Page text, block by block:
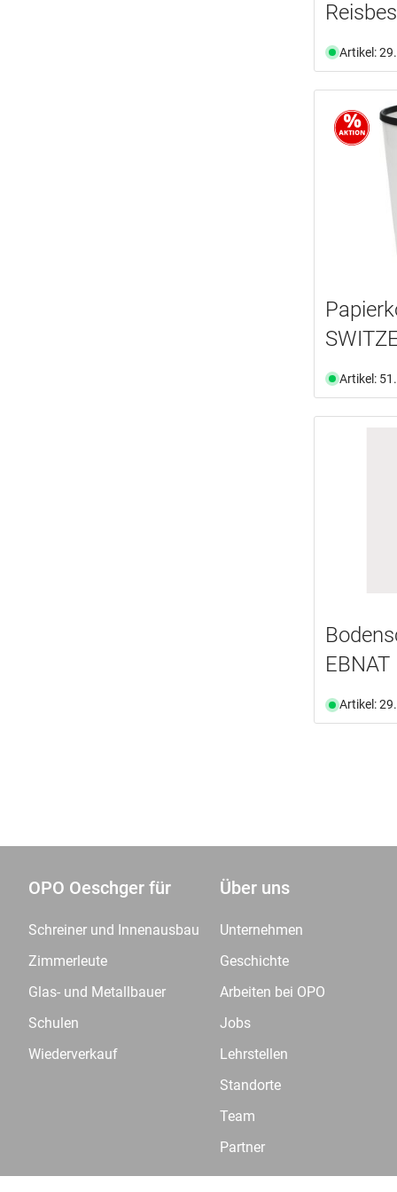
Artikel:
Artikel:
EBNAT
Artikel:
OPO Oeschger für
Schreiner und Innenausbau
Zimmerleute
Glas- und Metallbauer
Schulen
Wiederverkauf
Über uns
Unternehmen
Geschichte
Arbeiten bei OPO
Jobs
Lehrstellen
Standorte
Team
Partner